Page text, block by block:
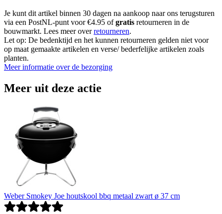
Je kunt dit artikel binnen 30 dagen na aankoop naar ons terugsturen
via een PostNL-punt voor €4.95 ofgratis retourneren in de
bouwmarkt. Lees meer overretourneren.
Let op: De bedenktijd en het kunnen retourneren gelden niet voor
op maat gemaakte artikelen en verse/ bederfelijke artikelen zoals
planten.
Meer informatie over de bezorging
Meer uit deze actie
Weber Smokey Joe houtskool bbq metaal zwart ø 37 cm